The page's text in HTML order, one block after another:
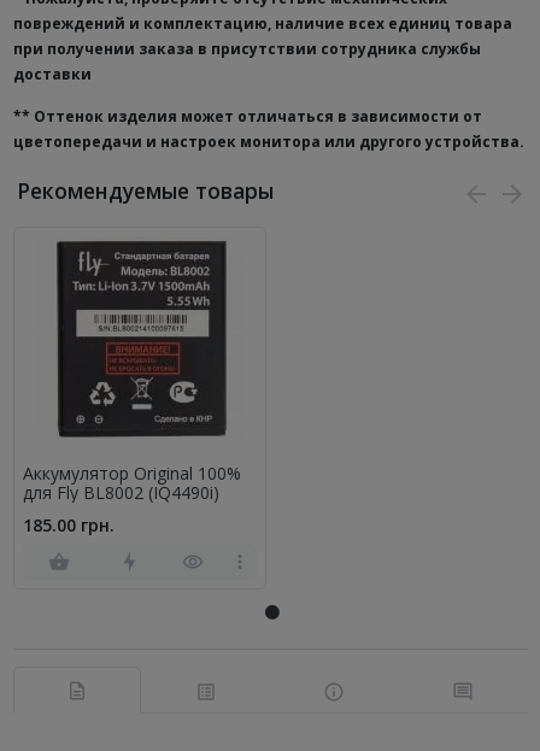
повреждений и комплектацию, наличие всех единиц товара
при получении заказа в присутствии сотрудника службы
доставки
** Оттенок изделия может отличаться в зависимости от
цветопередачи и настроек монитора или другого устройства.
Рекомендуемые товары
Аккумулятор Original 100%
для Fly BL8002 (IQ4490i)
185.00 грн.